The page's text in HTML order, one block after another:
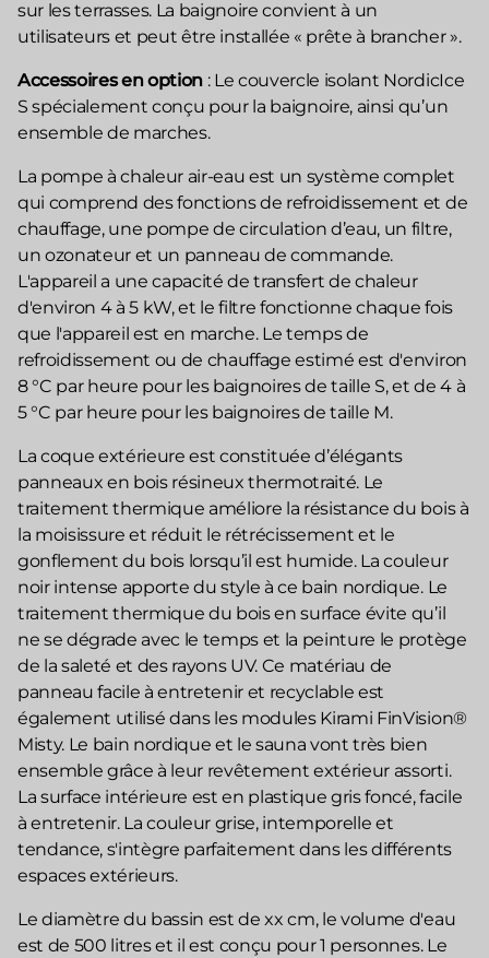
sur les terrasses. La baignoire convient à un
utilisateurs et peut être installée « prête à brancher ».
Accessoires en option : Le couvercle isolant NordicIce
S spécialement conçu pour la baignoire, ainsi qu’un
ensemble de marches.
La pompe à chaleur air-eau est un système complet
qui comprend des fonctions de refroidissement et de
chauffage, une pompe de circulation d’eau, un filtre,
un ozonateur et un panneau de commande.
L'appareil a une capacité de transfert de chaleur
d'environ 4 à 5 kW, et le filtre fonctionne chaque fois
que l'appareil est en marche. Le temps de
refroidissement ou de chauffage estimé est d'environ
8 °C par heure pour les baignoires de taille S, et de 4 à
5 °C par heure pour les baignoires de taille M.
La coque extérieure est constituée d’élégants
panneaux en bois résineux thermotraité. Le
traitement thermique améliore la résistance du bois à
la moisissure et réduit le rétrécissement et le
gonflement du bois lorsqu’il est humide. La couleur
noir intense apporte du style à ce bain nordique. Le
traitement thermique du bois en surface évite qu’il
ne se dégrade avec le temps et la peinture le protège
de la saleté et des rayons UV. Ce matériau de
panneau facile à entretenir et recyclable est
également utilisé dans les modules Kirami FinVision®
Misty. Le bain nordique et le sauna vont très bien
ensemble grâce à leur revêtement extérieur assorti.
La surface intérieure est en plastique gris foncé, facile
à entretenir. La couleur grise, intemporelle et
tendance, s'intègre parfaitement dans les différents
espaces extérieurs.
Le diamètre du bassin est de xx cm, le volume d'eau
est de 500 litres et il est conçu pour 1 personnes. Le